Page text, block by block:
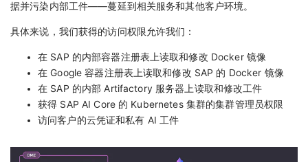
据并污染内部工件——蔓延到相关服务和其他客户环境。
具体来说，我们获得的访问权限允许我们：
在 SAP 的内部容器注册表上读取和修改 Docker 镜像
在 Google 容器注册表上读取和修改 SAP 的 Docker 镜像
在 SAP 的内部 Artifactory 服务器上读取和修改工件
获得 SAP AI Core 的 Kubernetes 集群的集群管理员权限
访问客户的云凭证和私有 AI 工件